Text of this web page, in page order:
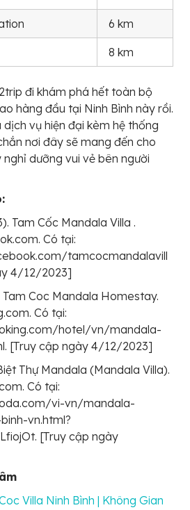
6 km
8 km
đi khám phá hết toàn bộ
hàng đầu tại Ninh Bình này rồi.
dịch vụ hiện đại kèm hệ thống
nơi đây sẽ mang đến cho
dưỡng vui vẻ bên người
Tam Cốc Mandala Villa .
Có tại:
tamcocmandalavill
4/12/2023]
Tam Coc Mandala Homestay.
Có tại:
hotel/vn/mandala-
[Truy cập ngày 4/12/2023]
Thự Mandala (Mandala Villa).
Có tại:
vi-vn/mandala-
vn.html?
[Truy cập ngày
Villa Ninh Bình | Không Gian